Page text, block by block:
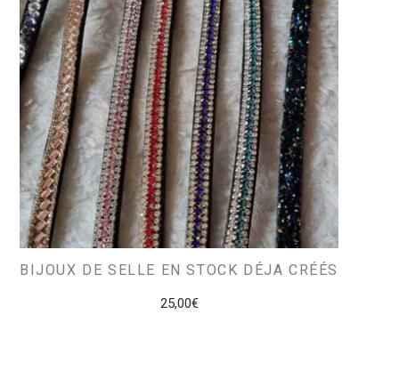
BIJOUX DE SELLE EN STOCK DÉJA CRÉÉS
25,00€